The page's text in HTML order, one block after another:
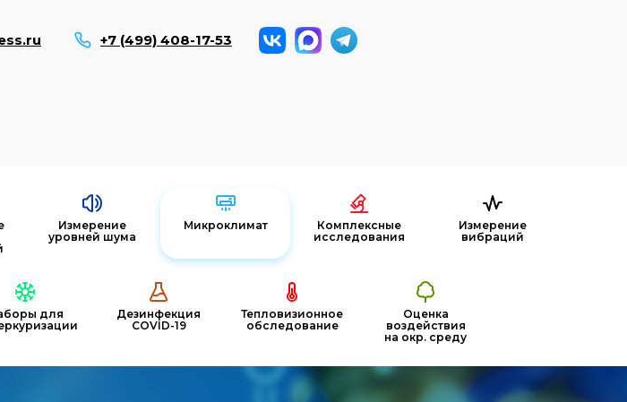
+7 (499) 408-17-53
Измерение
уровней шума
Микроклимат
Комплексные
исследования
Измерение
вибраций
для
Дезинфекция
COVID-19
Тепловизионное
обследование
Оценка
воздействия
на окр. среду